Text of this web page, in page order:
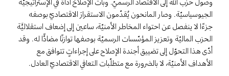
الجيوسياسيّة. وصار المانحون يُقدّمون الاستقرارَ الاقتصاديّ بوصفه
جزءًا لا ينفصل عن احتواء المخاطر الأمنيّة، ساعين إلى إضعاف استقلاليَّة
الحزب الماليّة وتعزيز المؤسّسات الرسميّة بوصفها توازنًا مضادًّا له. وقد
أدّى هذا التحوّل إلى تضييق أجندة الإصلاح على إجراءاتٍ تتوافق مع
الأهداف الأمنيّة، لا بالضرورة مع متطلّبات التعافي الاقتصاديّ العادل.